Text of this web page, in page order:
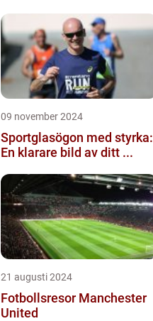
09 november 2024
Sportglasögon med styrka:
En klarare bild av ditt ...
21 augusti 2024
Fotbollsresor Manchester
United